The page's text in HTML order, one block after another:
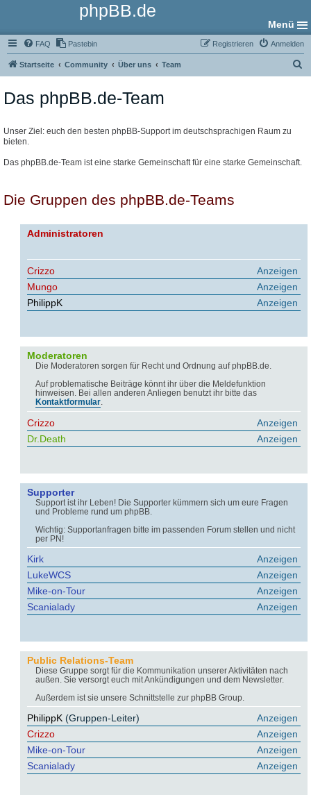
phpBB.de
Menü
FAQ Pastebin Anmelden
Registrieren
Startseite Community Über uns Team
Das phpBB.de-Team
Unser Ziel: euch den besten phpBB-Support im deutschsprachigen Raum zu
bieten.
Das phpBB.de-Team ist eine starke Gemeinschaft für eine starke Gemeinschaft.
Die Gruppen des phpBB.de-Teams
Administratoren
Anzeigen
Crizzo
Anzeigen
Mungo
Anzeigen
PhilippK
Moderatoren
Die Moderatoren sorgen für Recht und Ordnung auf phpBB.de.
Auf problematische Beiträge könnt ihr über die Meldefunktion
hinweisen. Bei allen anderen Anliegen benutzt ihr bitte das
Kontaktformular.
Anzeigen
Crizzo
Anzeigen
Dr.Death
Supporter
Support ist ihr Leben! Die Supporter kümmern sich um eure Fragen
und Probleme rund um phpBB.
Wichtig: Supportanfragen bitte im passenden Forum stellen und nicht
per PN!
Anzeigen
Kirk
Anzeigen
LukeWCS
Anzeigen
Mike-on-Tour
Anzeigen
Scanialady
Public Relations-Team
Diese Gruppe sorgt für die Kommunikation unserer Aktivitäten nach
außen. Sie versorgt euch mit Ankündigungen und dem Newsletter.
Außerdem ist sie unsere Schnittstelle zur phpBB Group.
Anzeigen
PhilippK (Gruppen-Leiter)
Anzeigen
Crizzo
Anzeigen
Mike-on-Tour
Anzeigen
Scanialady